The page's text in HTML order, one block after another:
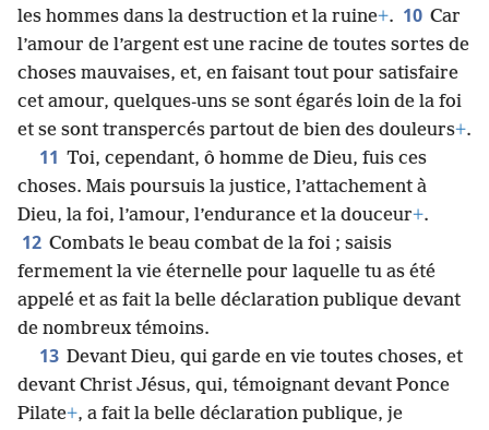
les hommes dans la destruction et la ruine+. 10 Car
l’amour de l’argent est une racine de toutes sortes de
choses mauvaises, et, en faisant tout pour satisfaire
cet amour, quelques-uns se sont égarés loin de la foi
et se sont transpercés partout de bien des douleurs+.
11 Toi, cependant, ô homme de Dieu, fuis ces
choses. Mais poursuis la justice, l’attachement à
Dieu, la foi, l’amour, l’endurance et la douceur+.
12 Combats le beau combat de la foi ; saisis
fermement la vie éternelle pour laquelle tu as été
appelé et as fait la belle déclaration publique devant
de nombreux témoins.
13 Devant Dieu, qui garde en vie toutes choses, et
devant Christ Jésus, qui, témoignant devant Ponce
Pilate+, a fait la belle déclaration publique, je